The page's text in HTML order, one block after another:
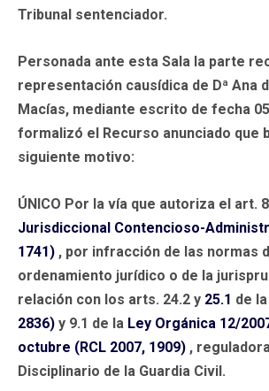
Tribunal sentenciador.
Personada ante esta Sala la parte
representación causídica de Dª Ana
Macías, mediante escrito de fecha
formalizó el Recurso anunciado que
siguiente motivo:
ÚNICO Por la vía que autoriza el art.
Jurisdiccional Contencioso-
1741) , por infracción de las normas
ordenamiento jurídico o de la
relación con los arts. 24.2 y 25.1 de la
2836) y 9.1 de la Ley Orgánica 12/
octubre (RCL 2007, 1909) ,
Disciplinario de la Guardia Civil.